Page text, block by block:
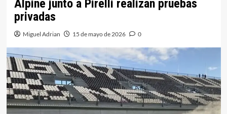
Alpine junto a Pirelli realizan pruebas
privadas
Miguel Adrian 15 de mayo de 2026 0